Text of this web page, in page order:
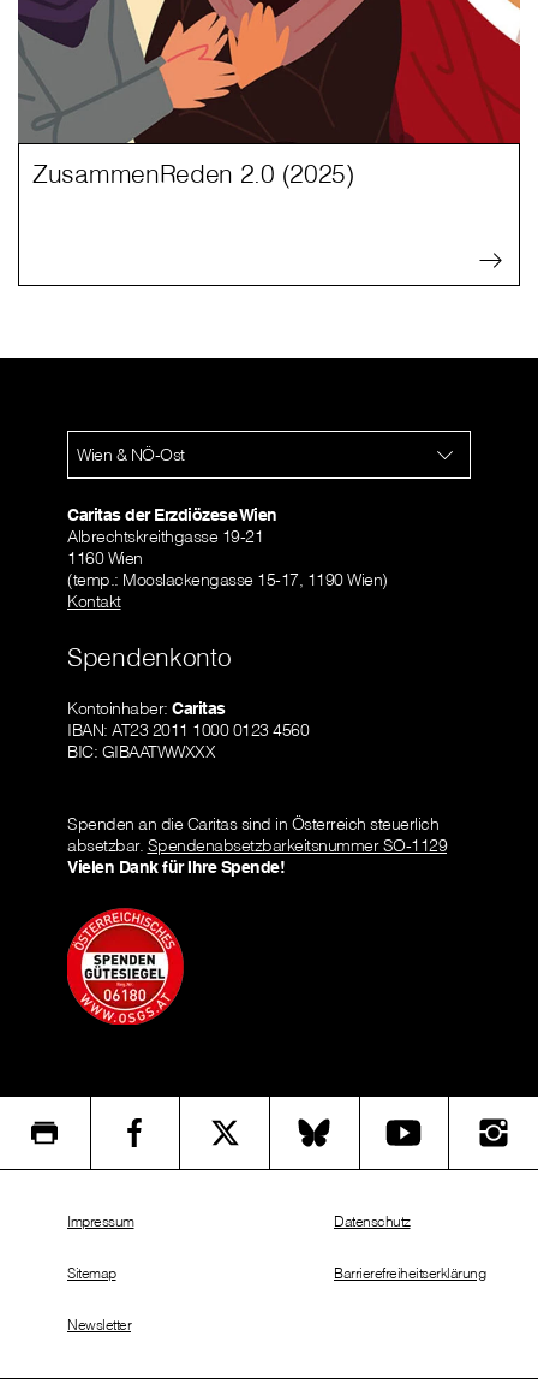
ZusammenReden 2.0 (2025)
Wien & NÖ-Ost
Caritas der Erzdiözese Wien
Albrechtskreithgasse 19-21
1160 Wien
(temp.: Mooslackengasse 15-17, 1190 Wien)
Kontakt
Spendenkonto
Kontoinhaber: Caritas
IBAN: AT23 2011 1000 0123 4560
BIC: GIBAATWWXXX
Spenden an die Caritas sind in Österreich steuerlich
absetzbar. Spendenabsetzbarkeitsnummer SO-1129
Vielen Dank für Ihre Spende!
Impressum
Sitemap
Newsletter
Datenschutz
Barrierefreiheitserklärung